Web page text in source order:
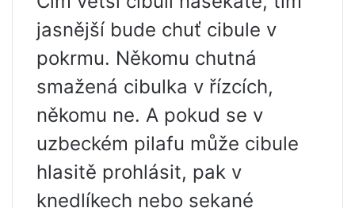
jasnější bude chuť cibule v
pokrmu. Někomu chutná
smažená cibulka v řízcích,
někomu ne. A pokud se v
uzbeckém pilafu může cibule
hlasitě prohlásit, pak v
knedlíkech nebo sekané